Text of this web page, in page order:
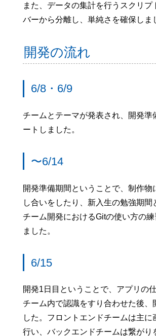
また、データの集計を行うスクリプ
バーから分離し、単純さを確保しま
開発の流れ
6/8・6/9
チームとテーマが発表され、開発準
ートしました。
〜6/14
開発準備期間ということで、制作物
し合いをしたり、新入生の勉強期間
チーム開発におけるGitの使い方の
ました。
6/15
開発1日目ということで、アプリの
チーム内で認識をすり合わせた後、
した。フロントエンドチームは主に
行い、バックエンドチームは繋がり